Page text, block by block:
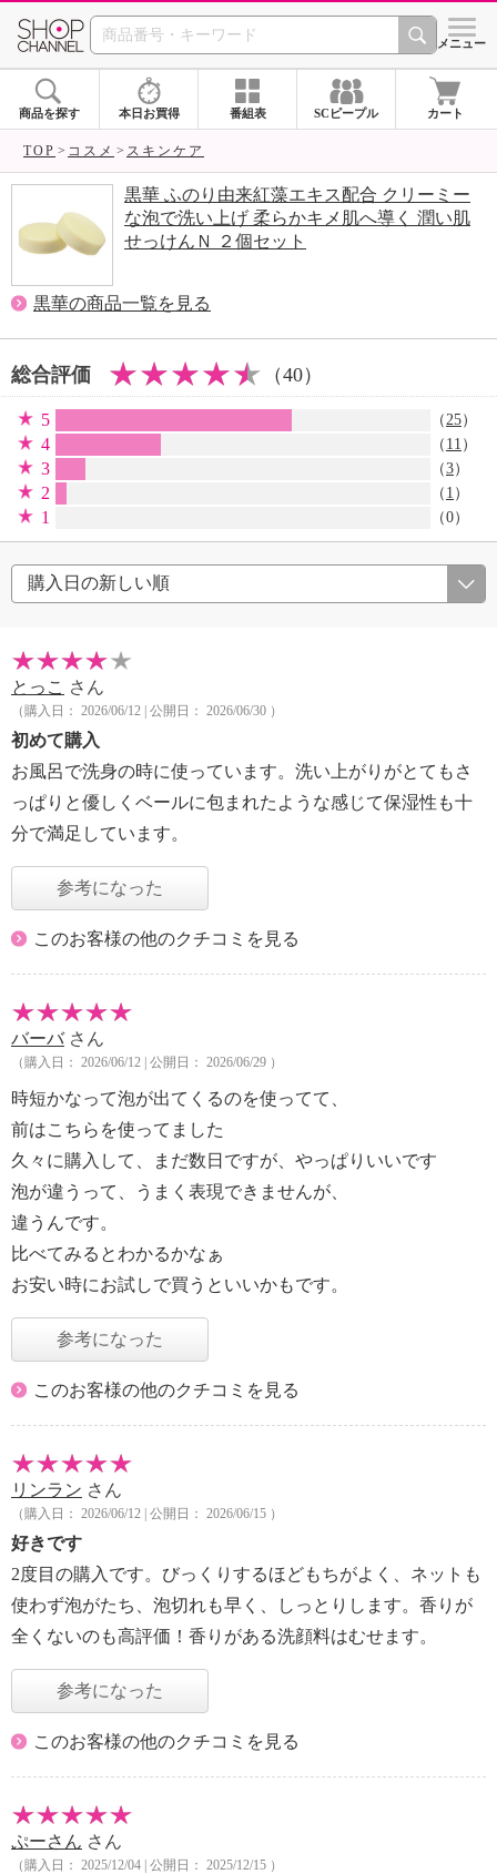
SHOP CHANNEL シメニュー
商品を探す 本日お買得 番組表 SCピープル カート
TOP コスメ スキンケア
黒華 ふのり由来紅藻エキス配合 クリーミー
な泡で洗い上げ 柔らかキメ肌へ導く 潤い肌
せっけんＮ ２個セット
黒華の商品一覧を見る
総合評価 （40）
5 （25）
4 （ 11 ）
3 （3）
2 （ 1 ）
1 （0）
とっこ さん
（購入日： 2026/06/12 | 公開日： 2026/06/30 ）
初めて購入
お風呂で洗身の時に使っています。洗い上がりがとてもさ
っぱりと優しくベールに包まれたような感じて保湿性も十
分で満足しています。
参考になった
このお客様の他のクチコミを見る
バーバさん
（購入日： 2026/06/12 | 公開日： 2026/06/29 ）
時短かなって泡が出てくるのを使ってて、
前はこちらを使ってました
久々に購入して、まだ数日ですが、やっぱりいいです
泡が違うって、うまく表現できませんが、
違うんです。
比べてみるとわかるかなぁ
お安い時にお試しで買うといいかもです。
参考になった
このお客様の他のクチコミを見る
リンラン さん
（購入日： 2026/06/12 | 公開日： 2026/06/15 ）
好きです
2度目の購入です。びっくりするほどもちがよく、ネットも
使わず泡がたち、泡切れも早く、しっとりします。香りが
全くないのも高評価！香りがある洗顔料はむせます。
参考になった
このお客様の他のクチコミを見る
ぷーさん さん
（購入日： 2025/12/04 | 公開日： 2025/12/15 ）